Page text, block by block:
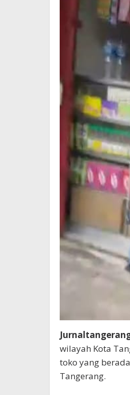
wilayah Kota
toko yang
Tangerang.